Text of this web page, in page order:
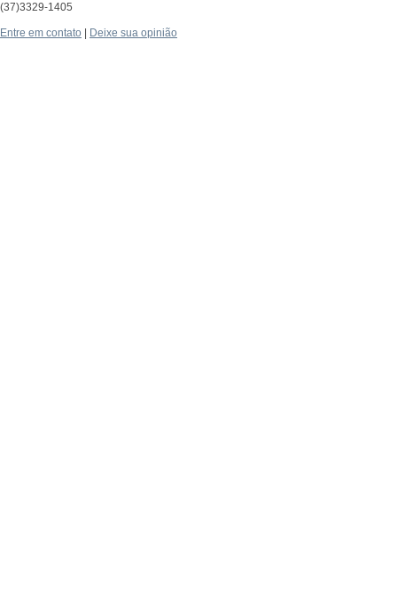
(37)3329-1405
Entre em contato Deixe sua opinião